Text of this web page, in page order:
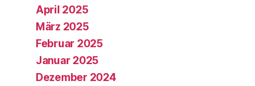
April 2025
März 2025
Februar 2025
Januar 2025
Dezember 2024